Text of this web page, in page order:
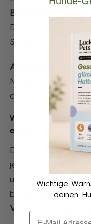
Behandlung genau
Dein Tierarzt
Symptome deines
Achtung:
Ein
Medikaments
anderen
Wie lange dauert es,
einsetzt?
Das Einsetzen der
je nach
unterschiedlich
bereits nach
Verbesserungen
Wichtige
deinen
Email